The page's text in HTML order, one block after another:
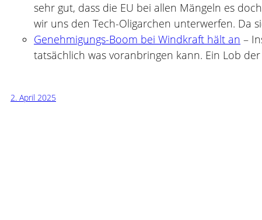
sehr gut, dass die EU bei allen Mängeln es
wir uns den Tech-Oligarchen unterwerfen. Da
Genehmigungs-Boom bei Windkraft hält an –
tatsächlich was voranbringen kann. Ein Lob
2. April 2025